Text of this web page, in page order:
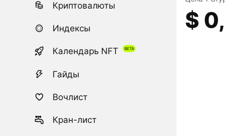
Криптовалюты
Индексы
Календарь NFT
Гайды
Вочлист
Кран-лист
$